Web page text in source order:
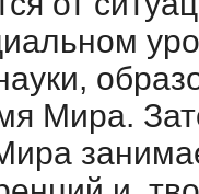
Мира.